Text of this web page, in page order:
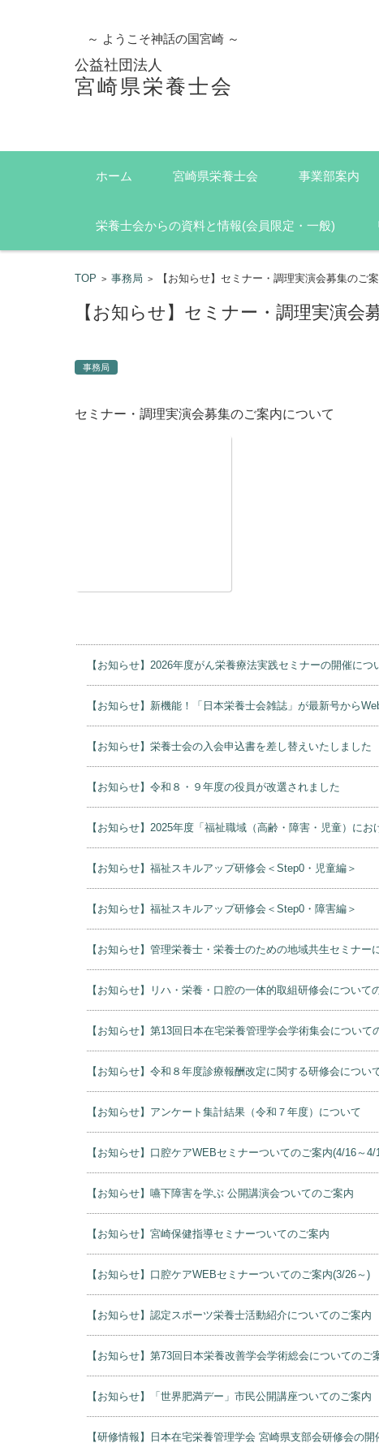
～ ようこそ神話の国宮崎 ～
宮崎県栄養士会
コンテンツに移動
ホーム 宮崎県栄養士会 事業部案内
栄養士会からの資料と情報(会員限定・一般)
TOP > 事務局 > 【お知らせ】セミナー・調理実演会募集のご
【お知らせ】セミナー・調理実演会
事務局
セミナー・調理実演会募集のご案内について
【お知らせ】2026年度がん栄養療法実践セミナーの開催につ
【お知らせ】新機能！「日本栄養士会雑誌」が最新号から
【お知らせ】栄養士会の入会申込書を差し替えいたしました
【お知らせ】令和８・９年度の役員が改選されました
【お知らせ】2025年度「福祉職域（高齢・障害・児童）に
【お知らせ】福祉スキルアップ研修会＜Step0・児童編＞
【お知らせ】福祉スキルアップ研修会＜Step0・障害編＞
【お知らせ】管理栄養士・栄養士のための地域共生セミナー
【お知らせ】リハ・栄養・口腔の一体的取組研修会について
【お知らせ】第13回日本在宅栄養管理学会学術集会について
【お知らせ】令和８年度診療報酬改定に関する研修会につい
【お知らせ】アンケート集計結果（令和７年度）について
【お知らせ】口腔ケアWEBセミナーついてのご案内(4/16～
【お知らせ】嚥下障害を学ぶ 公開講演会ついてのご案内
【お知らせ】宮崎保健指導セミナーついてのご案内
【お知らせ】口腔ケアWEBセミナーついてのご案内(3/26～)
【お知らせ】認定スポーツ栄養士活動紹介についてのご案内
【お知らせ】第73回日本栄養改善学会学術総会についてのご
【お知らせ】「世界肥満デー」市民公開講座ついてのご案内
【研修情報】日本在宅栄養管理学会 宮崎県支部会研修会の